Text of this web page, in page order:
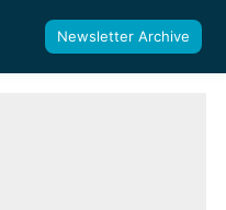
Newsletter Archive